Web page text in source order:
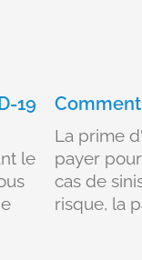
19
le
La prime
payer
cas de
risque, la